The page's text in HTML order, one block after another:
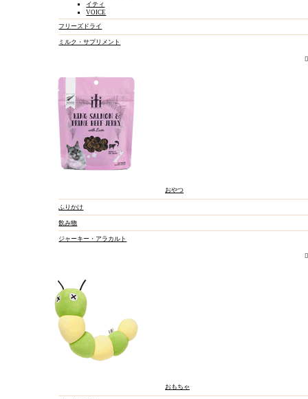
イティ
VOICE
フリーズドライ
ミルク・サプリメント
おやつ
ふりかけ
飲み物
ジャーキー・アラカルト
おもちゃ